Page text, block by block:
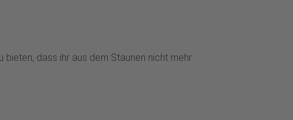
dass ihr aus dem Staunen nicht mehr